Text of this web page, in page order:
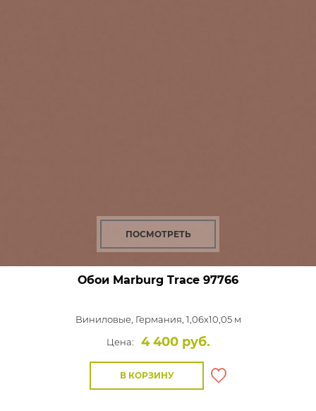
ПОСМОТРЕТЬ
Обои Marburg Trace 97766
Виниловые, Германия, 1,06x10,05 м
Цена:
4 400 руб.
В КОРЗИНУ